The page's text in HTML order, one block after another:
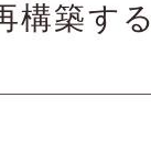
構築する